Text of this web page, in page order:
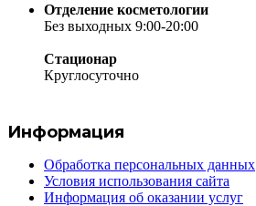
Отделение косметологии
Без выходных 9:00-20:00
Стационар
Круглосуточно
Информация
Обработка персональных данных
Условия использования сайта
Информация об оказании услуг